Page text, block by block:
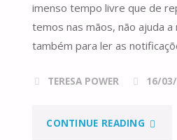
imenso tempo livre que de
temos nas mãos, não ajuda
também para ler as
TERESA POWER 16/
CONTINUE READING